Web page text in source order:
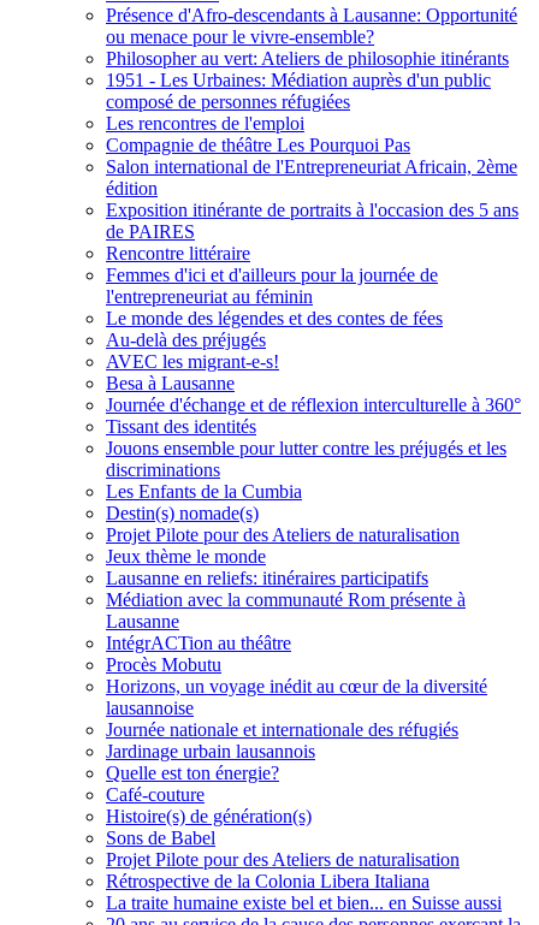
Présence d'Afro-descendants à Lausanne: Opportunité
ou menace pour le vivre-ensemble?
Philosopher au vert: Ateliers de philosophie itinérants
1951 - Les Urbaines: Médiation auprès d'un public
composé de personnes réfugiées
Les rencontres de l'emploi
Compagnie de théâtre Les Pourquoi Pas
Salon international de l'Entrepreneuriat Africain, 2ème
édition
Exposition itinérante de portraits à l'occasion des 5 ans
de PAIRES
Rencontre littéraire
Femmes d'ici et d'ailleurs pour la journée de
l'entrepreneuriat au féminin
Le monde des légendes et des contes de fées
Au-delà des préjugés
AVEC les migrant-e-s!
Besa à Lausanne
Journée d'échange et de réflexion interculturelle à 360°
Tissant des identités
Jouons ensemble pour lutter contre les préjugés et les
discriminations
Les Enfants de la Cumbia
Destin(s) nomade(s)
Projet Pilote pour des Ateliers de naturalisation
Jeux thème le monde
Lausanne en reliefs: itinéraires participatifs
Médiation avec la communauté Rom présente à
Lausanne
IntégrACTion au théâtre
Procès Mobutu
Horizons, un voyage inédit au cœur de la diversité
lausannoise
Journée nationale et internationale des réfugiés
Jardinage urbain lausannois
Quelle est ton énergie?
Café-couture
Histoire(s) de génération(s)
Sons de Babel
Projet Pilote pour des Ateliers de naturalisation
Rétrospective de la Colonia Libera Italiana
La traite humaine existe bel et bien... en Suisse aussi